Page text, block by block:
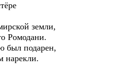
земли,
Ромодани.
был подарен,
нарекли.